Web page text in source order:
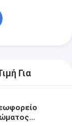
Για